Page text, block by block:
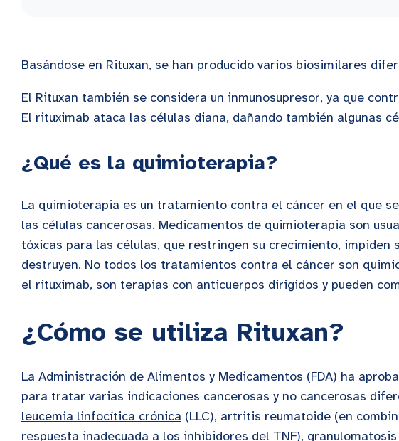
Basándose en Rituxan, se han producido varios biosimilares
El Rituxan también se considera un inmunosupresor, ya que
El rituximab ataca las células diana, dañando también algunas
¿Qué es la quimioterapia?
La quimioterapia es un tratamiento contra el cáncer en el que
las células cancerosas. Medicamentos de quimioterapia son
tóxicas para las células, que restringen su crecimiento, impiden
destruyen. No todos los tratamientos contra el cáncer son
el rituximab, son terapias con anticuerpos dirigidos y pueden
¿Cómo se utiliza Rituxan?
La Administración de Alimentos y Medicamentos (FDA) ha
para tratar varias indicaciones cancerosas y no cancerosas
leucemia linfocítica crónica (LLC), artritis reumatoide (en
respuesta inadecuada a los inhibidores del TNF),